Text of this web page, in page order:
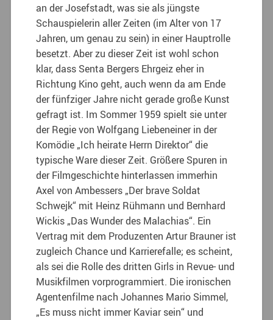
an der Josefstadt, was sie als jüngste
Schauspielerin aller Zeiten (im Alter von 17
Jahren, um genau zu sein) in einer Hauptrolle
besetzt. Aber zu dieser Zeit ist wohl schon
klar, dass Senta Bergers Ehrgeiz eher in
Richtung Kino geht, auch wenn da am Ende
der fünfziger Jahre nicht gerade große Kunst
gefragt ist. Im Sommer 1959 spielt sie unter
der Regie von Wolfgang Liebeneiner in der
Komödie „Ich heirate Herrn Direktor“ die
typische Ware dieser Zeit. Größere Spuren in
der Filmgeschichte hinterlassen immerhin
Axel von Ambessers „Der brave Soldat
Schwejk“ mit Heinz Rühmann und Bernhard
Wickis „Das Wunder des Malachias“. Ein
Vertrag mit dem Produzenten Artur Brauner ist
zugleich Chance und Karrierefalle; es scheint,
als sei die Rolle des dritten Girls in Revue- und
Musikfilmen vorprogrammiert. Die ironischen
Agentenfilme nach Johannes Mario Simmel,
„Es muss nicht immer Kaviar sein“ und